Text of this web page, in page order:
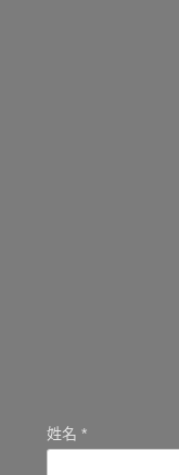
姓名 *